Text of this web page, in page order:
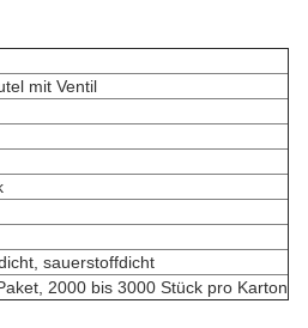
mit Ventil
sauerstoffdicht
2000 bis 3000 Stück pro Karton